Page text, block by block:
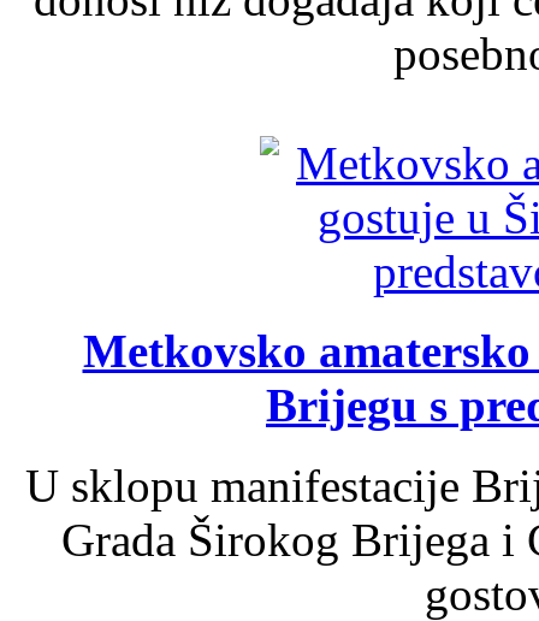
Metkovsko
Brijegu s
U sklopu manifestacije
Grada Širokog Brijega